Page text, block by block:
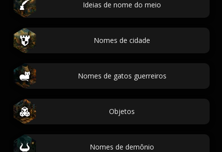
Ideias de nome do meio
Nomes de cidade
Nomes de gatos guerreiros
Objetos
Nomes de demônio